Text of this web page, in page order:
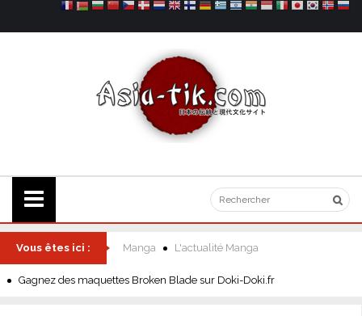
Vous êtes ici : Manga L'actualité Manga
Gagnez des maquettes Broken Blade sur Doki-Doki.fr